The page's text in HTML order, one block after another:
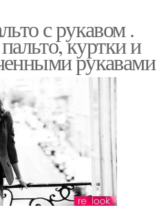
с рукавом .
куртки и
рукавами